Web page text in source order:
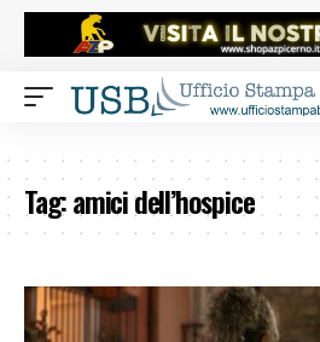
Tag:amici dell’hospice